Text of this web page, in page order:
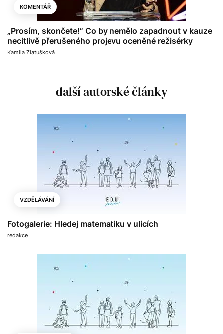
KOMENTÁŘ
„Prosím, skončete!“ Co by nemělo zapadnout v kauze
necitlivě přerušeného projevu oceněné režisérky
Kamila Zlatušková
další autorské články
VZDĚLÁVÁNÍ
Fotogalerie: Hledej matematiku v ulicích
redakce